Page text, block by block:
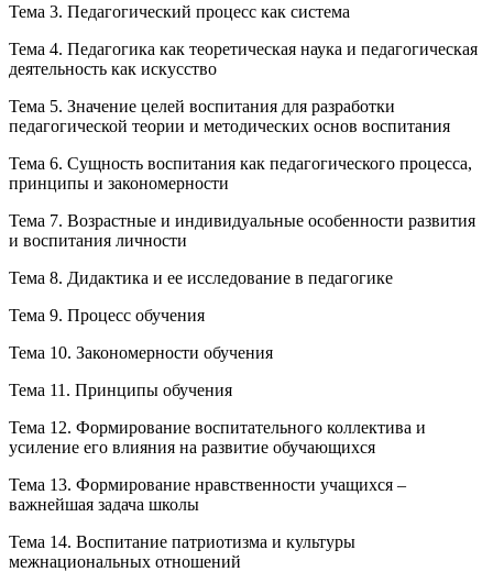
Тема 3. Педагогический процесс как система
Тема 4. Педагогика как теоретическая наука и педагогическая
деятельность как искусство
Тема 5. Значение целей воспитания для разработки
педагогической теории и методических основ воспитания
Тема 6. Сущность воспитания как педагогического процесса,
принципы и закономерности
Тема 7. Возрастные и индивидуальные особенности развития
и воспитания личности
Тема 8. Дидактика и ее исследование в педагогике
Тема 9. Процесс обучения
Тема 10. Закономерности обучения
Тема 11. Принципы обучения
Тема 12. Формирование воспитательного коллектива и
усиление его влияния на развитие обучающихся
Тема 13. Формирование нравственности учащихся –
важнейшая задача школы
Тема 14. Воспитание патриотизма и культуры
межнациональных отношений